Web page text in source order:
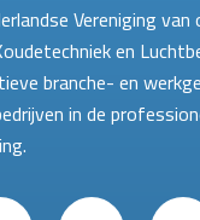
Vereniging
en
branche- en
in de